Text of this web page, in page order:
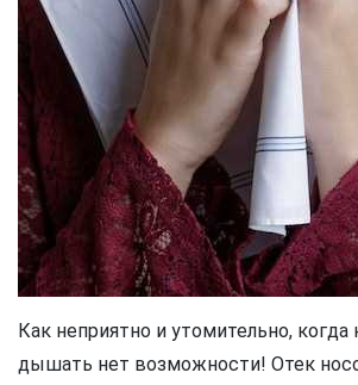
Как неприятно и утомительно, когда
дышать нет возможности! Отек